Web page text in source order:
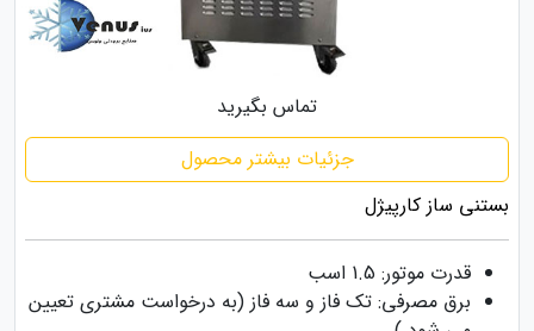
تماس بگیرید
جزئیات بیشتر محصول
بستنی ساز کارپیژل
قدرت موتور: 1.5 اسب
برق مصرفی: تک فاز و سه فاز (به درخواست مشتری تعیین